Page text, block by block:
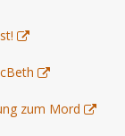
zum Mord